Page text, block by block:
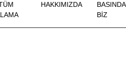
HAKKIMIZDA
BASINDA
BİZ